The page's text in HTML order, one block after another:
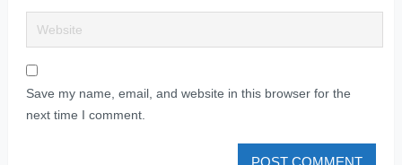
Save my name, email, and website in this browser for the
next time I comment.